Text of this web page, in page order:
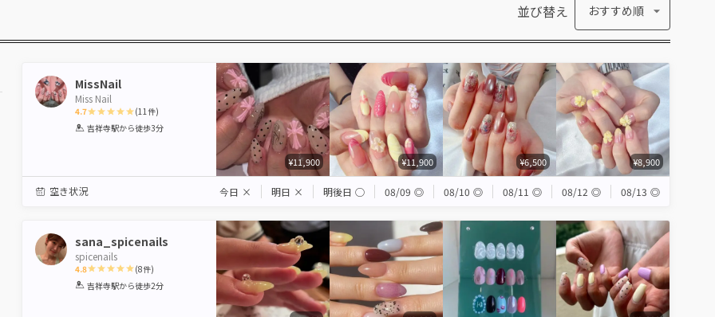
並び替え おすすめ順
MissNail
Miss Nail
4.7
1 2 3 4 5
(11件)
吉祥寺駅から徒歩3分
¥11,900 ¥11,900 ¥6,500 ¥8,900
空き状況 今日 × 明日 × 明後日 ◯ 08/09 ◎ 08/10 ◎ 08/11 ◎ 08/12 ◎ 08/13 ◎
sana_spicenails
spicenails
4.8
1 2 3 4 5
(8件)
吉祥寺駅から徒歩2分